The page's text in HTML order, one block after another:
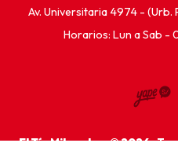
Av. Universitaria 4974 -
Horarios: Lun a Sab -
El Tío Milwaukee © 2026¿Te